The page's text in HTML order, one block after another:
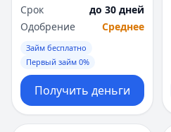
Срок
до 30 дней
Одобрение
Среднее
Займ бесплатно
Первый займ 0%
Получить деньги